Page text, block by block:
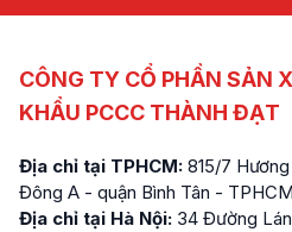
CÔNG TY CỔ PHẦN SẢN
KHẨU PCCC THÀNH ĐẠT
Địa chỉ tại TPHCM: 815/7
Đông A - quận Bình Tân - TPHCM
Địa chỉ tại Hà Nội: 34 Đường